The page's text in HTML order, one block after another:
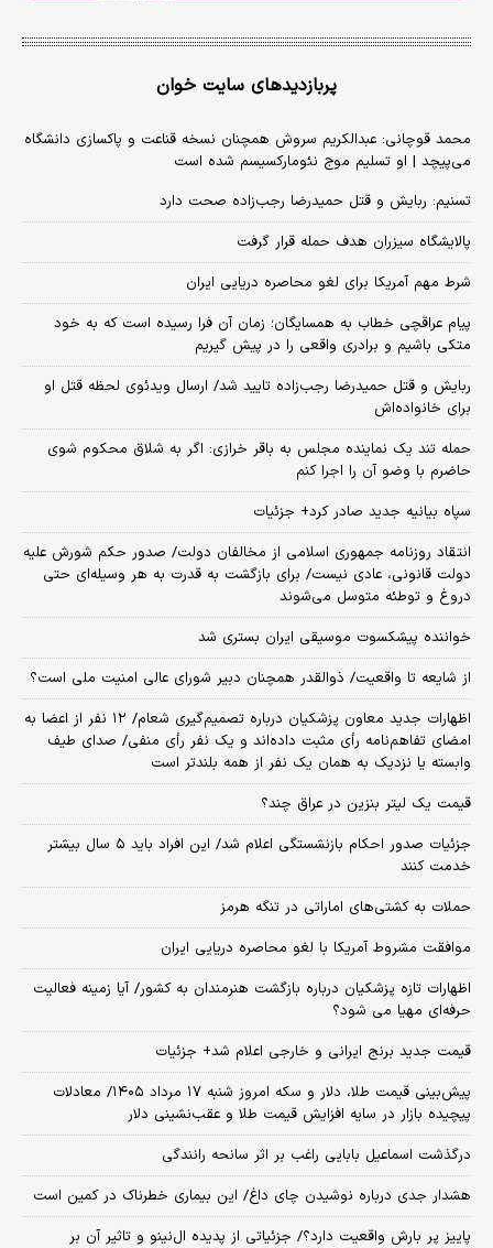
پربازدیدهای سایت خوان
محمد قوچانی: عبدالکریم سروش همچنان نسخه قناعت و پاکسازی دانشگاه
می‌پیچد | او تسلیم موج نئومارکسیسم شده است
تسنیم: ربایش و قتل حمیدرضا رجب‌زاده صحت دارد
پالایشگاه سیزران هدف حمله قرار گرفت
شرط مهم آمریکا برای لغو محاصره دریایی ایران
پیام عراقچی خطاب به همسایگان؛ زمان آن فرا رسیده است که به خود
متکی باشیم و برادری واقعی را در پیش گیریم
ربایش و قتل حمیدرضا رجب‌زاده تایید شد/ ارسال ویدئوی لحظه قتل او
برای خانواده‌اش
حمله تند یک نماینده مجلس به باقر خرازی: اگر به شلاق محکوم شوی
حاضرم با وضو آن را اجرا کنم
سپاه بیانیه جدید صادر کرد+ جزئیات
انتقاد روزنامه جمهوری اسلامی از مخالفان دولت/ صدور حکم شورش علیه
دولت قانونی، عادی نیست/ برای بازگشت به قدرت به هر وسیله‌ای حتی
دروغ و توطئه متوسل می‌شوند
خواننده پیشکسوت موسیقی ایران بستری شد
از شایعه تا واقعیت/ ذوالقدر همچنان دبیر شورای ‌عالی امنیت ملی است؟
اظهارات جدید معاون پزشکیان درباره تصمیم‌گیری شعام/ ۱۲ نفر از اعضا به
امضای تفاهم‌نامه رأی مثبت داده‌اند و یک نفر رأی منفی/ صدای طیف
وابسته یا نزدیک به همان یک نفر از همه بلندتر است
قیمت یک لیتر بنزین در عراق چند؟
جزئیات صدور احکام بازنشستگی اعلام شد/ این افراد باید ۵ سال بیشتر
خدمت کنند
حملات به کشتی‌های اماراتی در تنگه هرمز
موافقت مشروط آمریکا با لغو محاصره دریایی ایران
اظهارات تازه پزشکیان درباره بازگشت هنرمندان به کشور/ آیا زمینه فعالیت
حرفه‌ای مهیا می شود؟
قیمت جدید برنج ایرانی و خارجی اعلام شد+ جزئیات
پیش‌بینی قیمت طلا، دلار و سکه امروز شنبه ۱۷ مرداد ۱۴۰۵/ معادلات
پیچیده بازار در سایه افزایش قیمت طلا و عقب‌نشینی دلار
درگذشت اسماعیل بابایی راغب بر اثر سانحه رانندگی
هشدار جدی درباره نوشیدن چای داغ/ این بیماری خطرناک در کمین است
پاییز پر بارش واقعیت دارد؟/ جزئیاتی از پدیده ال‌نینو و تاثیر آن بر